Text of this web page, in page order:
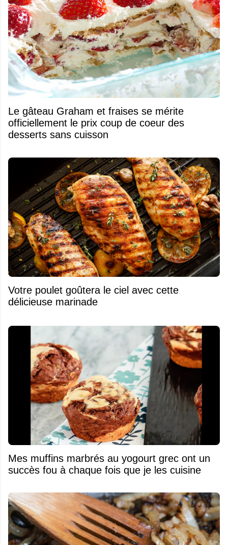
Le gâteau Graham et fraises se mérite
officiellement le prix coup de coeur des
desserts sans cuisson
Votre poulet goûtera le ciel avec cette
délicieuse marinade
Mes muffins marbrés au yogourt grec ont un
succès fou à chaque fois que je les cuisine